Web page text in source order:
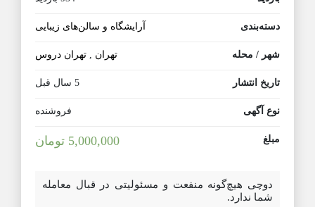
دسته‌بندی آرایشگاه و سالن‌های زیبایی
شهر / محله تهران تهران دروس
تاریخ انتشار 5 سال قبل
نوع آگهی فروشنده
مبلغ 5,000,000 تومان
دوچی هیچ‌گونه منفعت و مسئولیتی در قبال معامله
شما ندارد.